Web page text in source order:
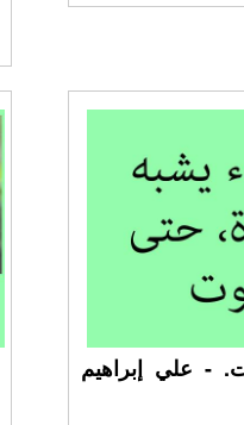
- علي إبراهيم